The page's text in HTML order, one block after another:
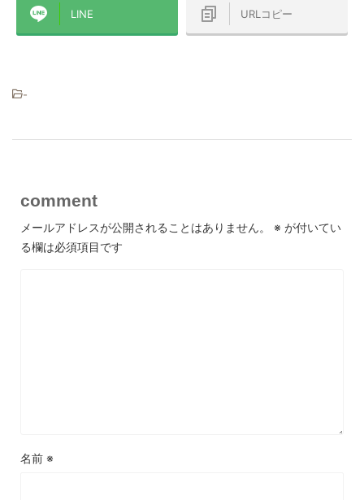
LINE URLコピー
-
comment
メールアドレスが公開されることはありません。 ※ が付いてい
る欄は必須項目です
名前 ※